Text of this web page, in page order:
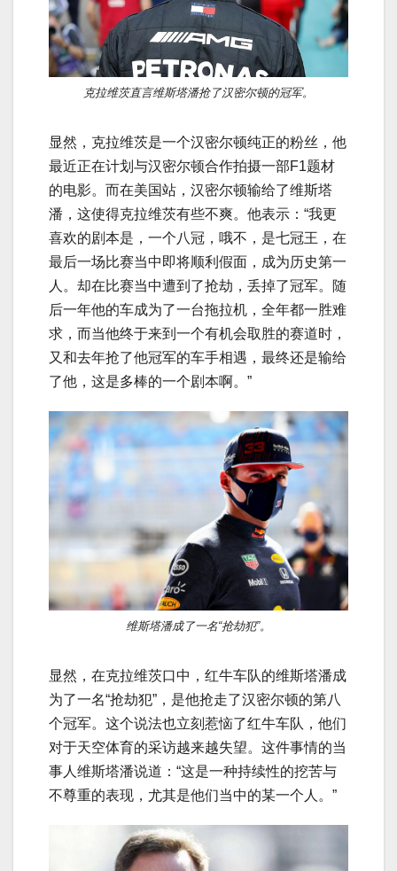
克拉维茨直言维斯塔潘抢了汉密尔顿的冠军。
显然，克拉维茨是一个汉密尔顿纯正的粉丝，他
最近正在计划与汉密尔顿合作拍摄一部F1题材
的电影。而在美国站，汉密尔顿输给了维斯塔
潘，这使得克拉维茨有些不爽。他表示：“我更
喜欢的剧本是，一个八冠，哦不，是七冠王，在
最后一场比赛当中即将顺利假面，成为历史第一
人。却在比赛当中遭到了抢劫，丢掉了冠军。随
后一年他的车成为了一台拖拉机，全年都一胜难
求，而当他终于来到一个有机会取胜的赛道时，
又和去年抢了他冠军的车手相遇，最终还是输给
了他，这是多棒的一个剧本啊。”
维斯塔潘成了一名“抢劫犯”。
显然，在克拉维茨口中，红牛车队的维斯塔潘成
为了一名“抢劫犯”，是他抢走了汉密尔顿的第八
个冠军。这个说法也立刻惹恼了红牛车队，他们
对于天空体育的采访越来越失望。这件事情的当
事人维斯塔潘说道：“这是一种持续性的挖苦与
不尊重的表现，尤其是他们当中的某一个人。”